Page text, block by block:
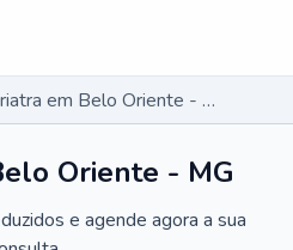
Geriatra em Belo Oriente - MG
Oriente - MG
e agende agora a sua